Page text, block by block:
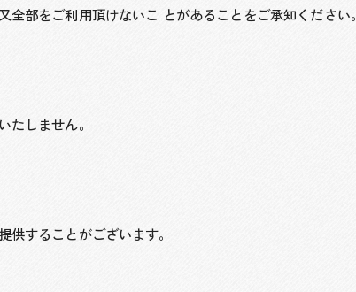
部をご利用頂けないこ とがあることをご承知ください。
しません。
することがございます。